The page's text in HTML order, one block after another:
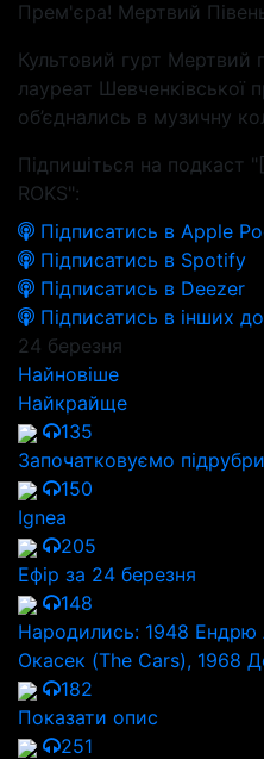
Прем'єра! Мертвий
Культовий гурт Мертвий
лауреат Шевченківської
об’єднались в музичну
Підпишіться на
ROKS":
Підписатись в Apple
Підписатись в Spotify
Підписатись в Deezer
Підписатись в інших
24 березня
Найновіше
Найкрайще
135
Започатковуємо
150
Ignea
205
Ефір за 24 березня
148
Народились: 1948 Ендрю
Окасек (The Cars), 1968
182
Показати опис
251